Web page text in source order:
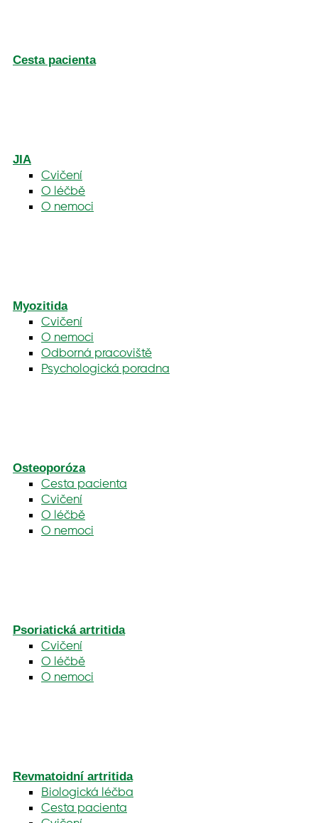
Cesta pacienta
JIA
Cvičení
O léčbě
O nemoci
Myozitida
Cvičení
O nemoci
Odborná pracoviště
Psychologická poradna
Osteoporóza
Cesta pacienta
Cvičení
O léčbě
O nemoci
Psoriatická artritida
Cvičení
O léčbě
O nemoci
Revmatoidní artritida
Biologická léčba
Cesta pacienta